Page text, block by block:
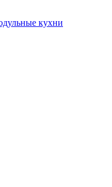
кухни